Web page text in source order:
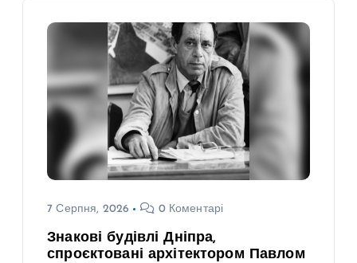
7 Серпня, 2026 0 Коментарі
Знакові будівлі Дніпра,
спроєктовані архітектором Павлом